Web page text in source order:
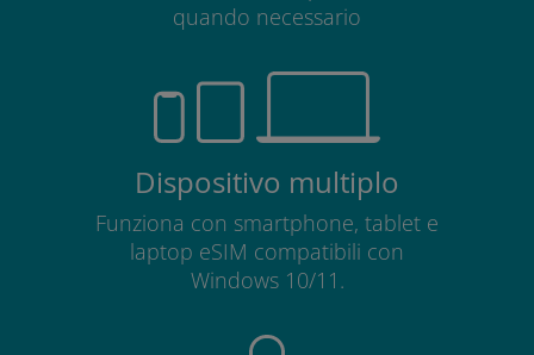
quando necessario
Dispositivo multiplo
Funziona con smartphone, tablet e
laptop eSIM compatibili con
Windows 10/11.